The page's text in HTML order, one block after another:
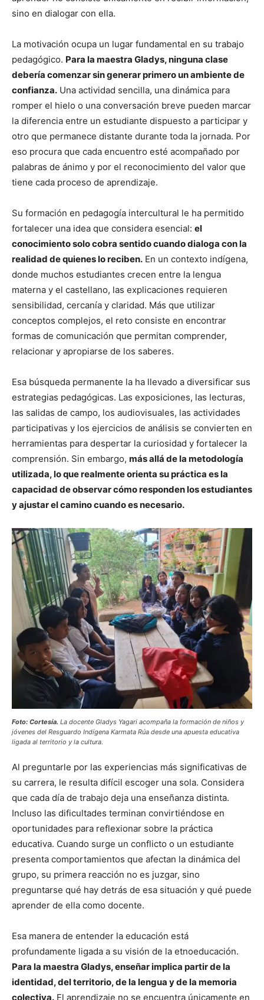
sino en dialogar con ella.
La motivación ocupa un lugar fundamental en su trabajo
pedagógico. Para la maestra Gladys, ninguna clase
debería comenzar sin generar primero un ambiente de
confianza. Una actividad sencilla, una dinámica para
romper el hielo o una conversación breve pueden marcar
la diferencia entre un estudiante dispuesto a participar y
otro que permanece distante durante toda la jornada. Por
eso procura que cada encuentro esté acompañado por
palabras de ánimo y por el reconocimiento del valor que
tiene cada proceso de aprendizaje.
Su formación en pedagogía intercultural le ha permitido
fortalecer una idea que considera esencial: el
conocimiento solo cobra sentido cuando dialoga con la
realidad de quienes lo reciben. En un contexto indígena,
donde muchos estudiantes crecen entre la lengua
materna y el castellano, las explicaciones requieren
sensibilidad, cercanía y claridad. Más que utilizar
conceptos complejos, el reto consiste en encontrar
formas de comunicación que permitan comprender,
relacionar y apropiarse de los saberes.
Esa búsqueda permanente la ha llevado a diversificar sus
estrategias pedagógicas. Las exposiciones, las lecturas,
las salidas de campo, los audiovisuales, las actividades
participativas y los ejercicios de análisis se convierten en
herramientas para despertar la curiosidad y fortalecer la
comprensión. Sin embargo, más allá de la metodología
utilizada, lo que realmente orienta su práctica es la
capacidad de observar cómo responden los estudiantes
y ajustar el camino cuando es necesario.
Foto: Cortesía. La docente Gladys Yagari acompaña la formación de niños y
jóvenes del Resguardo Indígena Karmata Rúa desde una apuesta educativa
ligada al territorio y la cultura.
Al preguntarle por las experiencias más significativas de
su carrera, le resulta difícil escoger una sola. Considera
que cada día de trabajo deja una enseñanza distinta.
Incluso las dificultades terminan convirtiéndose en
oportunidades para reflexionar sobre la práctica
educativa. Cuando surge un conflicto o un estudiante
presenta comportamientos que afectan la dinámica del
grupo, su primera reacción no es juzgar, sino
preguntarse qué hay detrás de esa situación y qué puede
aprender de ella como docente.
Esa manera de entender la educación está
profundamente ligada a su visión de la etnoeducación.
Para la maestra Gladys, enseñar implica partir de la
identidad, del territorio, de la lengua y de la memoria
colectiva. El aprendizaje no se encuentra únicamente en